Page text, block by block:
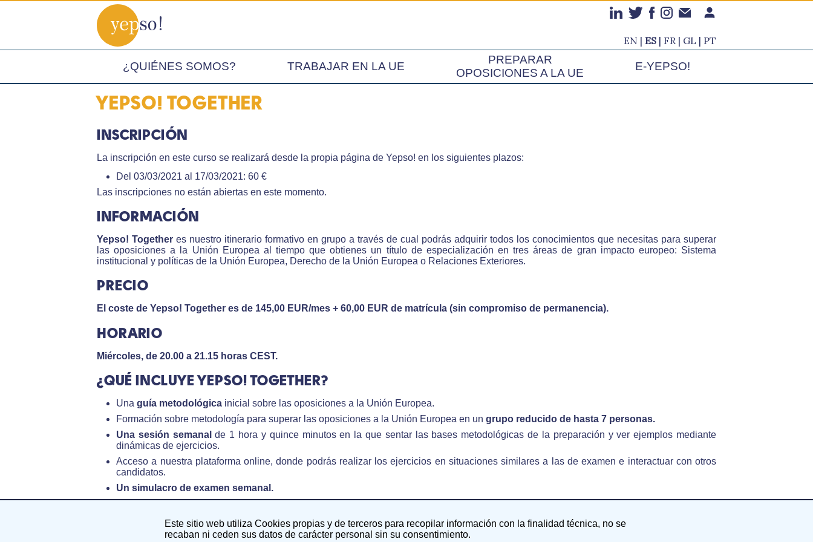
EN ES FR GL PT
¿QUIÉNES SOMOS? TRABAJAR EN LA UE
PREPARAR
OPOSICIONES A LA UE
E-YEPSO!
YEPSO! TOGETHER
INSCRIPCIÓN
La inscripción en este curso se realizará desde la propia página de Yepso! en los siguientes plazos:
Del 03/03/2021 al 17/03/2021: 60 €
Las inscripciones no están abiertas en este momento.
INFORMACIÓN
Yepso! Together es nuestro itinerario formativo en grupo a través de cual podrás adquirir todos los conocimientos que necesitas para superar
las oposiciones a la Unión Europea al tiempo que obtienes un título de especialización en tres áreas de gran impacto europeo: Sistema
institucional y políticas de la Unión Europea, Derecho de la Unión Europea o Relaciones Exteriores.
PRECIO
El coste de Yepso! Together es de 145,00 EUR/mes + 60,00 EUR de matrícula (sin compromiso de permanencia).
HORARIO
Miércoles, de 20.00 a 21.15 horas CEST.
¿QUÉ INCLUYE YEPSO! TOGETHER?
Una guía metodológica inicial sobre las oposiciones a la Unión Europea.
Formación sobre metodología para superar las oposiciones a la Unión Europea en un grupo reducido de hasta 7 personas.
Una sesión semanal de 1 hora y quince minutos en la que sentar las bases metodológicas de la preparación y ver ejemplos mediante
dinámicas de ejercicios.
Acceso a nuestra plataforma online, donde podrás realizar los ejercicios en situaciones similares a las de examen e interactuar con otros
candidatos.
Un simulacro de examen semanal.
Un simulacro de examen extra cada 15 días.
Formación específica, a través de un curso avanzado en una de las siguientes áreas de tu interés:
Sistema institucional y políticas de la UE.
Este sitio web utiliza Cookies propias y de terceros para recopilar información con la finalidad técnica, no se
recaban ni ceden sus datos de carácter personal sin su consentimiento.